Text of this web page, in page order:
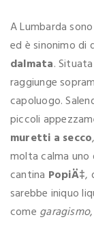
A Lumbarda
ed è sinonimo di
dalmata.
raggiunge
capoluogo.
piccoli
muretti a secco
molta calma
cantina PopiÄ‡,
sarebbe iniquo
come garagismo